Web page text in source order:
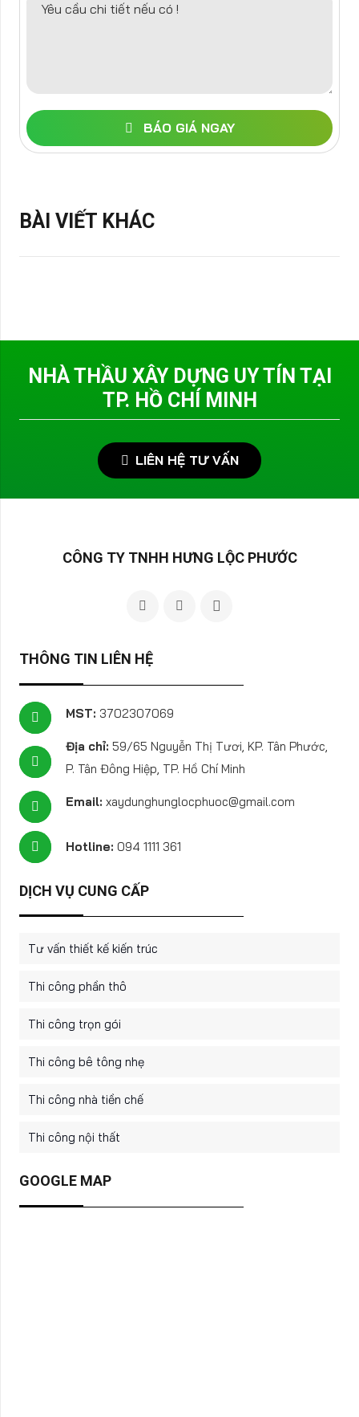
Yêu cầu chi tiết nếu có !
BÁO GIÁ NGAY
BÀI VIẾT KHÁC
NHÀ THẦU XÂY DỰNG UY TÍN TẠI
TP. HỒ CHÍ MINH
LIÊN HỆ TƯ VẤN
CÔNG TY TNHH HƯNG LỘC PHƯỚC
THÔNG TIN LIÊN HỆ
MST: 3702307069
Địa chỉ: 59/65 Nguyễn Thị Tươi, KP. Tân Phước,
P. Tân Đông Hiệp, TP. Hồ Chí Minh
Email: xaydunghunglocphuoc@gmail.com
Hotline:094 1111 361
DỊCH VỤ CUNG CẤP
Tư vấn thiết kế kiến trúc
Thi công phần thô
Thi công trọn gói
Thi công bê tông nhẹ
Thi công nhà tiền chế
Thi công nội thất
GOOGLE MAP